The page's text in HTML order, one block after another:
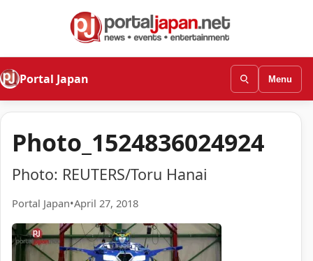
Portal Japan Menu
Photo_1524836024924
Photo: REUTERS/Toru Hanai
Portal Japan•April 27, 2018